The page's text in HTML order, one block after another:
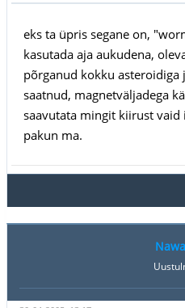
eks ta üpris segane on,
kasutada aja aukudena,
põrganud kokku asteroidiga
saatnud, magnetväljadega
saavutata mingit kiirust vaid
pakun ma.